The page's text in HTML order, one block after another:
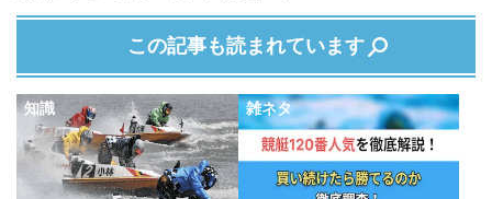
この記事も読まれています
知識 雑ネタ